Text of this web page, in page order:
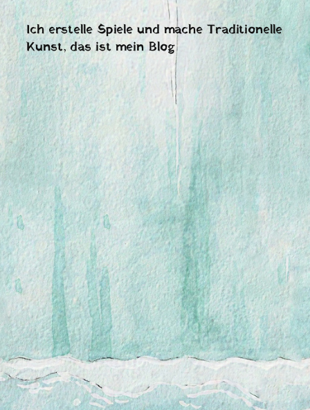
Ich erstelle Spiele und mache Traditionelle
Kunst, das ist mein Blog